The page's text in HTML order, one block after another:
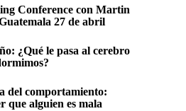
Conference con Martin
27 de abril
¿Qué le pasa al cerebro
del comportamiento:
que alguien es mala